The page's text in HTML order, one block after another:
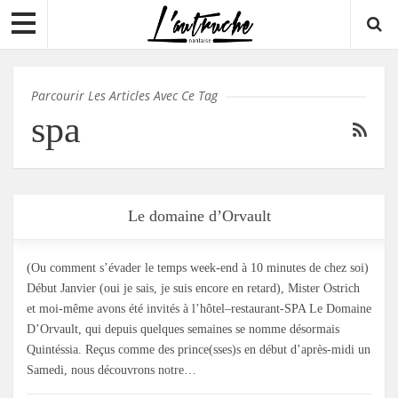
Parcourir Les Articles Avec Ce Tag
spa
Le domaine d’Orvault
(Ou comment s’évader le temps week-end à 10 minutes de chez soi)
Début Janvier (oui je sais, je suis encore en retard), Mister Ostrich
et moi-même avons été invités à l’hôtel–restaurant-SPA Le Domaine
D’Orvault, qui depuis quelques semaines se nomme désormais
Quintéssia. Reçus comme des prince(sses)s en début d’après-midi un
Samedi, nous découvrons notre…